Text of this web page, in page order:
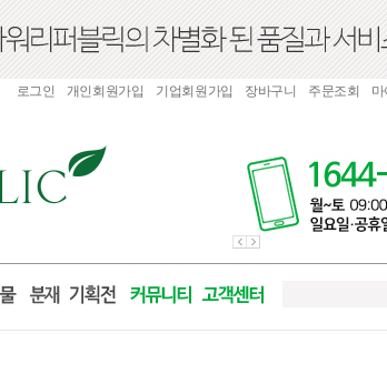
로그인 개인회원가입 기업회원가입 장바구니 주문조회 마